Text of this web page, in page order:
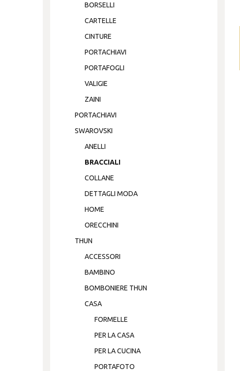
BORSELLI
CARTELLE
CINTURE
PORTACHIAVI
PORTAFOGLI
VALIGIE
ZAINI
PORTACHIAVI
SWAROVSKI
ANELLI
BRACCIALI
COLLANE
DETTAGLI MODA
HOME
ORECCHINI
THUN
ACCESSORI
BAMBINO
BOMBONIERE THUN
CASA
FORMELLE
PER LA CASA
PER LA CUCINA
PORTAFOTO